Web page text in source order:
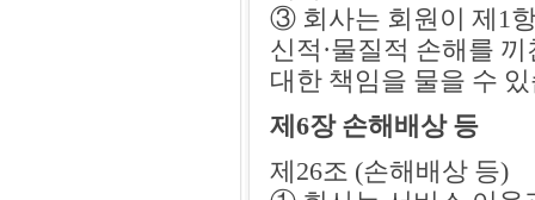
③ 회사는 회원이 제1
신적·물질적 손해를
대한 책임을 물을 수
제6장 손해배상 등
제26조 (손해배상 등)